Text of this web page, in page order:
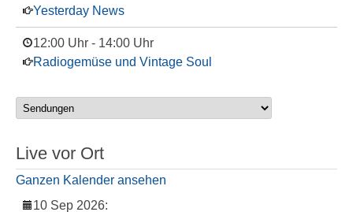
Yesterday News
12:00 Uhr - 14:00 Uhr
Radiogemüse und Vintage Soul
Live vor Ort
Ganzen Kalender ansehen
10 Sep 2026: